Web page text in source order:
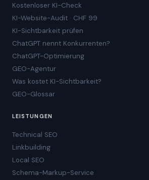
Kostenloser KI-Check
KI-Website-Audit · CHF 99
KI-Sichtbarkeit prüfen
ChatGPT nennt Konkurrenten?
ChatGPT-Optimierung
GEO-Agentur
Was kostet KI-Sichtbarkeit?
GEO-Glossar
LEISTUNGEN
Technical SEO
Linkbuilding
Local SEO
Schema-Markup-Service